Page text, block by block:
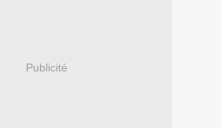
Publicité